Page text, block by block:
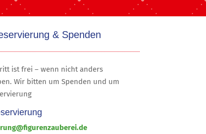
& Spenden
ist frei – wenn nicht anders
Wir bitten um Spenden und um